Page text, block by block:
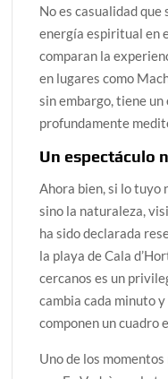
No es casualidad
energía espiritual en
comparan la
en lugares como
sin embargo, tiene
profundamente
Un espectáculo
Ahora bien, si lo tuyo
sino la naturaleza,
ha sido declarada
la playa de Cala
cercanos es un
cambia cada minuto
componen un cuadro
Uno de los